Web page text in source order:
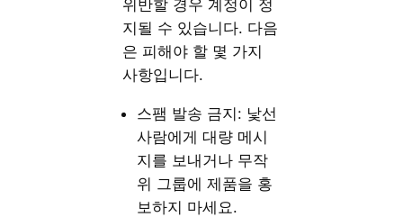
위반할 경우 계정이 정
지될 수 있습니다. 다음
은 피해야 할 몇 가지
사항입니다.
스팸 발송 금지: 낯선
사람에게 대량 메시
지를 보내거나 무작
위 그룹에 제품을 홍
보하지 마세요.